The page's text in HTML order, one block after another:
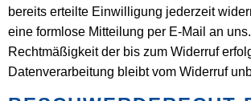
bereits erteilte Einwilligung jederzeit
eine formlose Mitteilung per E-Mail an
Rechtmäßigkeit der bis zum Widerruf
Datenverarbeitung bleibt vom Widerruf